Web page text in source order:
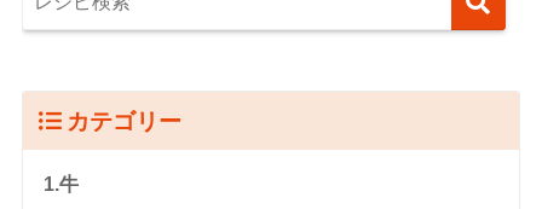
カテゴリー
1.牛